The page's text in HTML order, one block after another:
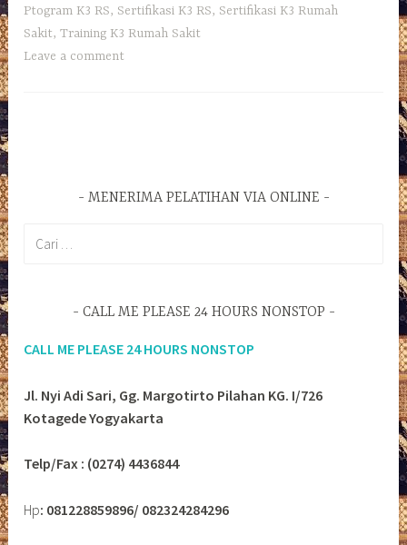
Ptogram K3 RS, Sertifikasi K3 RS, Sertifikasi K3 Rumah
Sakit,Training K3 Rumah Sakit
Leave a comment
MENERIMA PELATIHAN VIA ONLINE
CALL ME PLEASE 24 HOURS NONSTOP
CALL ME PLEASE 24 HOURS NONSTOP
Jl. Nyi Adi Sari, Gg. Margotirto Pilahan KG. I/726
Kotagede Yogyakarta
Telp/Fax : (0274) 4436844
Hp: 081228859896/ 082324284296